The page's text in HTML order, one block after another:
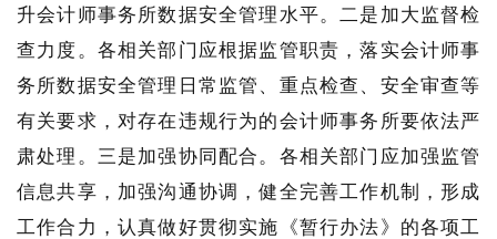
升会计师事务所数据安全管理水平。二是加大监督检
查力度。各相关部门应根据监管职责，落实会计师事
务所数据安全管理日常监管、重点检查、安全审查等
有关要求，对存在违规行为的会计师事务所要依法严
肃处理。三是加强协同配合。各相关部门应加强监管
信息共享，加强沟通协调，健全完善工作机制，形成
工作合力，认真做好贯彻实施《暂行办法》的各项工